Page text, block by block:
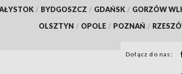
/ BYDGOSZCZ / GDAŃSK / GORZÓW
OLSZTYN / OPOLE / POZNAŃ /
Dołącz do nas: